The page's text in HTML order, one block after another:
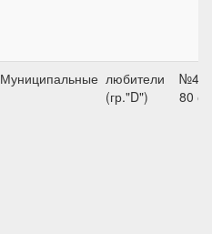
Муниципальные любители
(гр."D")
№4,
80 см